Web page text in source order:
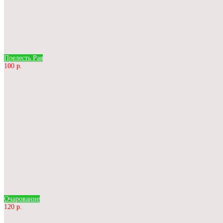
Прелесть Рая
100 р.
Очарование
120 р.